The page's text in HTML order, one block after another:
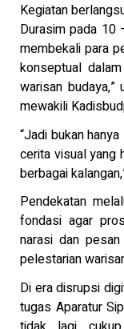
Kegiatan
Durasim pada 10
membekali para
konseptual
warisan
mewakili
“Jadi bukan
cerita visual yang
berbagai
Pendekatan
fondasi agar
narasi dan
pelestarian
Di era disrupsi
tugas Aparatur